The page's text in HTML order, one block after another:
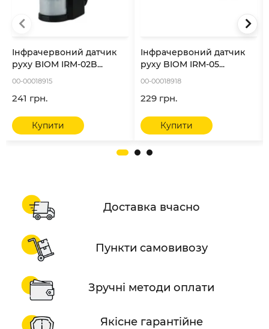
Інфрачервоний датчик
руху BIOM IRM-02B...
00-00018915
241 грн.
Купити
Інфрачервоний датчик
руху BIOM IRM-05...
00-00018918
229 грн.
Купити
Доставка вчасно
Пункти самовивозу
Зручні методи оплати
Якісне гарантійне